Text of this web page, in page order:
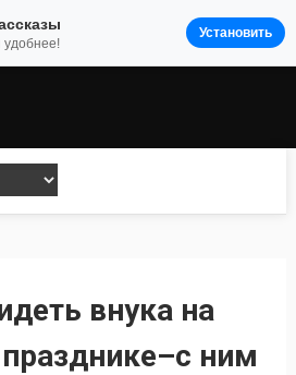
внука на
ним
удобнее!
Установить